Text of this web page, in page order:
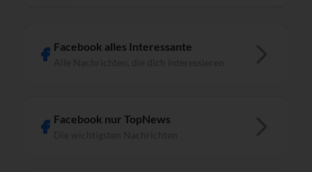
Facebook alles Interessante
Facebook nur TopNews